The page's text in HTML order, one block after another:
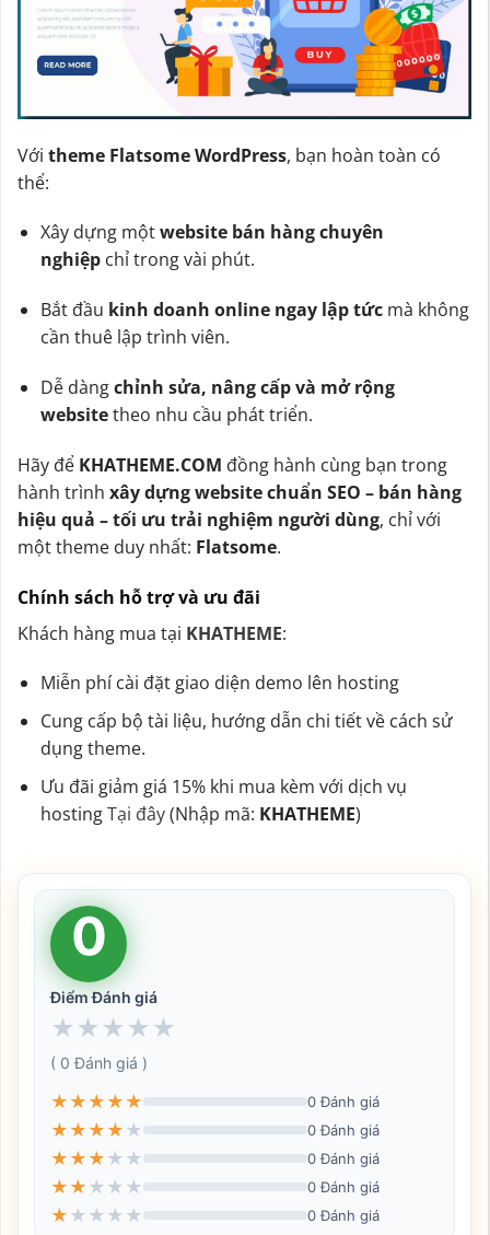
Với theme Flatsome WordPress, bạn hoàn toàn có
thể:
Xây dựng mộtwebsite bán hàng chuyên
nghiệpchỉ trong vài phút.
Bắt đầu kinh doanh online ngay lập tứcmà không
cần thuê lập trình viên.
Dễ dàngchỉnh sửa, nâng cấp và mở rộng
websitetheo nhu cầu phát triển.
Hãy để KHATHEME.COM đồng hành cùng bạn trong
hành trình xây dựng website chuẩn SEO – bán hàng
hiệu quả – tối ưu trải nghiệm người dùng, chỉ với
một theme duy nhất: Flatsome.
Chính sách hỗ trợ và ưu đãi
Khách hàng mua tại KHATHEME:
Miễn phí cài đặt giao diện demo lên hosting
Cung cấp bộ tài liệu, hướng dẫn chi tiết về cách sử
dụng theme.
Ưu đãi giảm giá 15% khi mua kèm với dịch vụ
hostingTại đây(Nhập mã: KHATHEME)
0
Điểm Đánh giá
★ ★ ★ ★ ★
( 0 Đánh giá )
★ ★ ★ ★ ★ 0 Đánh giá
★ ★ ★ ★ ★ 0 Đánh giá
★ ★ ★ ★ ★ 0 Đánh giá
★ ★ ★ ★ ★ 0 Đánh giá
★ ★ ★ ★ ★ 0 Đánh giá